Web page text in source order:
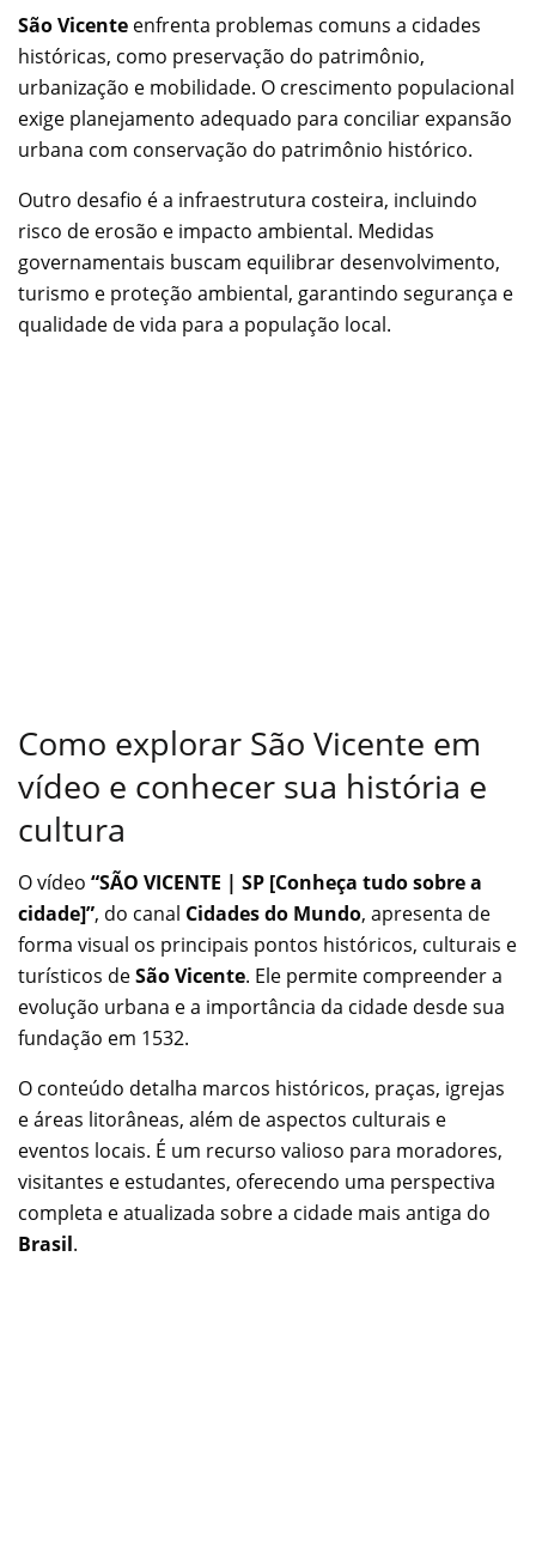
São Vicente enfrenta problemas comuns a cidades
históricas, como preservação do patrimônio,
urbanização e mobilidade. O crescimento populacional
exige planejamento adequado para conciliar expansão
urbana com conservação do patrimônio histórico.
Outro desafio é a infraestrutura costeira, incluindo
risco de erosão e impacto ambiental. Medidas
governamentais buscam equilibrar desenvolvimento,
turismo e proteção ambiental, garantindo segurança e
qualidade de vida para a população local.
Como explorar São Vicente em
vídeo e conhecer sua história e
cultura
O vídeo “SÃO VICENTE | SP [Conheça tudo sobre a
cidade]”, do canal Cidades do Mundo, apresenta de
forma visual os principais pontos históricos, culturais e
turísticos deSão Vicente. Ele permite compreender a
evolução urbana e a importância da cidade desde sua
fundação em 1532.
O conteúdo detalha marcos históricos, praças, igrejas
e áreas litorâneas, além de aspectos culturais e
eventos locais. É um recurso valioso para moradores,
visitantes e estudantes, oferecendo uma perspectiva
completa e atualizada sobre a cidade mais antiga do
Brasil.